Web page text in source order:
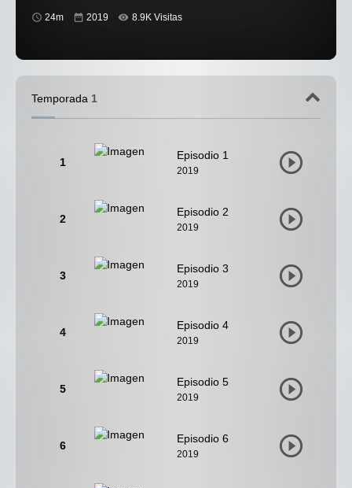
24m 2019 8.9K Visitas
Temporada 1
1
Episodio 1
2019
2
Episodio 2
2019
3
Episodio 3
2019
4
Episodio 4
2019
5
Episodio 5
2019
6
Episodio 6
2019